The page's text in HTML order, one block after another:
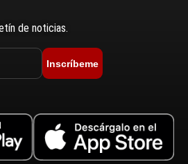
de noticias.
Inscríbeme